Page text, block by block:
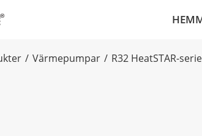
Värmepumpar R32 HeatSTAR-